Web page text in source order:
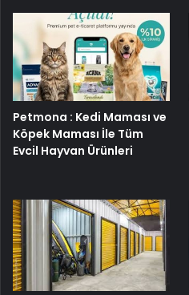
Petmona : Kedi Maması ve
Köpek Maması İle Tüm
Evcil Hayvan Ürünleri